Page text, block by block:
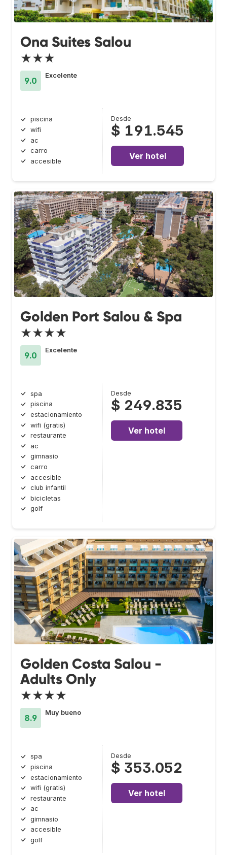
Ona Suites Salou
★★★
9.0
Excelente
piscina
wifi
ac
carro
accesible
Desde
$ 191.545
Ver hotel
Golden Port Salou & Spa
★★★★
9.0
Excelente
spa
piscina
estacionamiento
wifi (gratis)
restaurante
ac
gimnasio
carro
accesible
club infantil
bicicletas
golf
Desde
$ 249.835
Ver hotel
Golden Costa Salou -
Adults Only
★★★★
8.9
Muy bueno
spa
piscina
estacionamiento
wifi (gratis)
restaurante
ac
gimnasio
accesible
golf
Desde
$ 353.052
Ver hotel